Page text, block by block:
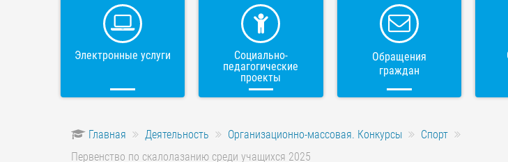
Электронные услуги
Социально-
педагогические
проекты
Обращения
граждан
Главная Деятельность Организационно-массовая. Конкурсы
Спорт
Первенство по скалолазанию среди учащихся 2025